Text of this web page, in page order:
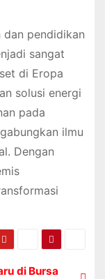
dan pendidikan
sangat
di Eropa
solusi energi
pada
ilmu
Dengan
di Bursa